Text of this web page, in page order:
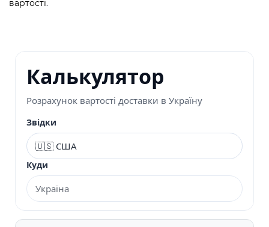
вартості.
Калькулятор
Розрахунок вартості доставки в Україну
Звідки
Куди